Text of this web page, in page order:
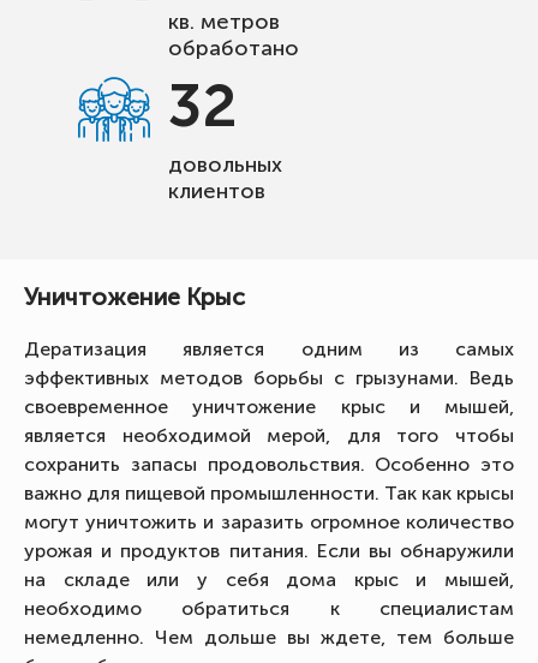
кв. метров
обработано
32
довольных
клиентов
Уничтожение Крыс
Дератизация является одним из самых
эффективных методов борьбы с грызунами. Ведь
своевременное уничтожение крыс и мышей,
является необходимой мерой, для того чтобы
сохранить запасы продовольствия. Особенно это
важно для пищевой промышленности. Так как крысы
могут уничтожить и заразить огромное количество
урожая и продуктов питания. Если вы обнаружили
на складе или у себя дома крыс и мышей,
необходимо обратиться к специалистам
немедленно. Чем дольше вы ждете, тем больше